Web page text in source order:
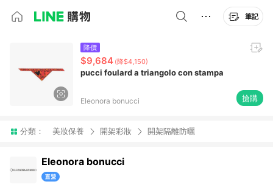
筆記
降價
$9,684 (降$4,150)
pucci foulard a triangolo con stampa
Eleonora bonucci 搶購
分類： 美妝保養 開架彩妝 開架隔離防曬
Eleonora bonucci